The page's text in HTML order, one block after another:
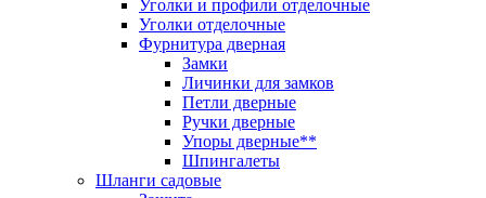
Уголки и профили отделочные
Уголки отделочные
Фурнитура дверная
Замки
Личинки для замков
Петли дверные
Ручки дверные
Упоры дверные**
Шпингалеты
Шланги садовые